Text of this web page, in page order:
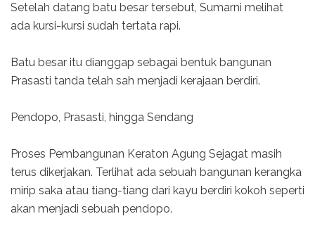
Setelah datang batu besar tersebut, Sumarni melihat
ada kursi-kursi sudah tertata rapi.
Batu besar itu dianggap sebagai bentuk bangunan
Prasasti tanda telah sah menjadi kerajaan berdiri.
Pendopo, Prasasti, hingga Sendang
Proses Pembangunan Keraton Agung Sejagat masih
terus dikerjakan. Terlihat ada sebuah bangunan kerangka
mirip saka atau tiang-tiang dari kayu berdiri kokoh seperti
akan menjadi sebuah pendopo.